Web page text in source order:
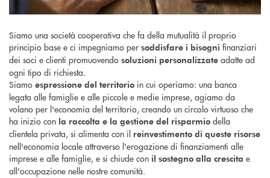
Siamo una società cooperativa che fa della mutualità il proprio
principio base e ci impegniamo per soddisfare i bisogni finanziari
dei soci e clienti promuovendo soluzioni personalizzate adatte ad
ogni tipo di richiesta.
Siamo espressione del territorio in cui operiamo: una banca
legata alle famiglie e alle piccole e medie imprese, agiamo da
volano per l'economia del territorio, creando un circolo virtuoso che
ha inizio con la raccolta e la gestione del risparmio della
clientela privata, si alimenta con il reinvestimento di queste risorse
nell'economia locale attraverso l'erogazione di finanziamenti alle
imprese e alle famiglie, e si chiude con il sostegno alla crescita e
all'occupazione nelle nostre comunità.